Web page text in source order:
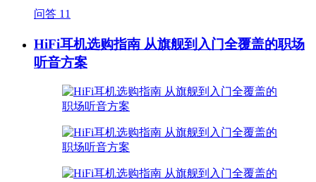
问答 11
HiFi耳机选购指南 从旗舰到入门全覆盖的职场
听音方案